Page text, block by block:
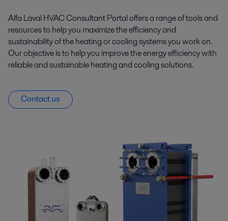
Alfa Laval HVAC Consultant Portal offers a range of tools and
resources to help you maximize the efficiency and
sustainability of the heating or cooling systems you work on.
Our objective is to help you improve the energy efficiency with
reliable and sustainable heating and cooling solutions.
Contact us